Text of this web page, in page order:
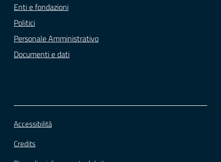
Enti e fondazioni
Politici
Personale Amministrativo
Documenti e dati
Accessibilità
Credits